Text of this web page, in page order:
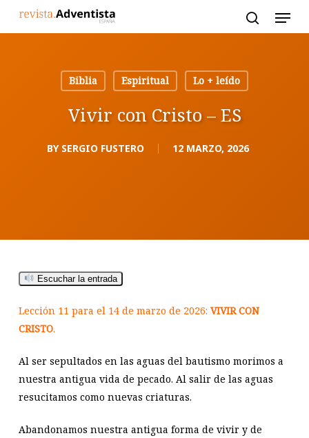
Biblia
Espiritual Lo + leído
Vivir con Cristo – ES
BY SERGIO FUSTERO 12 MARZO, 2026
Escuchar la entrada
Lección 11 para el 14 de marzo de 2026: VIVIR CON
CRISTO.
Al ser sepultados en las aguas del bautismo morimos a
nuestra antigua vida de pecado. Al salir de las aguas
resucitamos como nuevas criaturas.
Abandonamos nuestra antigua forma de vivir y de